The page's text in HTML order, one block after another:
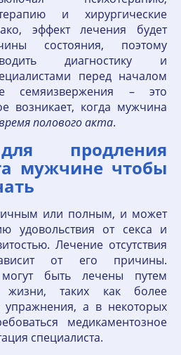
и хирургические
эффект лечения будет
состояния, поэтому
диагностику и
перед началом
семяизвержения – это
возникает, когда мужчина
половогоакта.
продления
мужчине чтобы
или полным, и может
удовольствия от секса и
Лечение отсутствия
от его причины.
быть лечены путем
жизни, таких как более
а в некоторых
медикаментозное
специалиста.